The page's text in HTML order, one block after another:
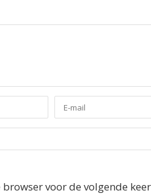
voor de volgende